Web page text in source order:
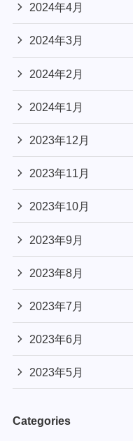
2024年4月
2024年3月
2024年2月
2024年1月
2023年12月
2023年11月
2023年10月
2023年9月
2023年8月
2023年7月
2023年6月
2023年5月
Categories